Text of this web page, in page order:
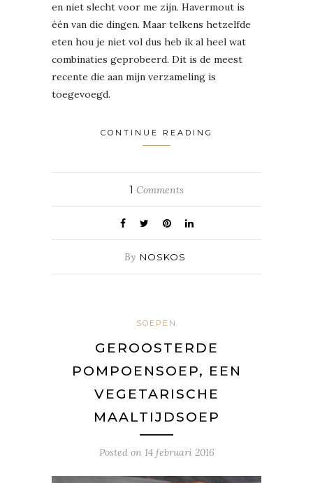
en niet slecht voor me zijn. Havermout is
één van die dingen. Maar telkens hetzelfde
eten hou je niet vol dus heb ik al heel wat
combinaties geprobeerd. Dit is de meest
recente die aan mijn verzameling is
toegevoegd.
CONTINUE READING
1 Comments
By NOSKOS
SOEPEN
GEROOSTERDE
POMPOENSOEP, EEN
VEGETARISCHE
MAALTIJDSOEP
Posted on 14 februari 2016